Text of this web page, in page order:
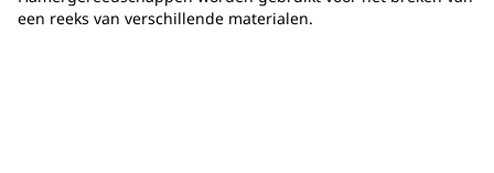
een reeks van verschillende materialen.